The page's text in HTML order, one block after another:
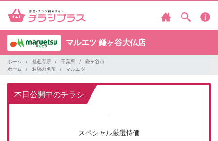
マルエツ 鎌ヶ谷大仏店
ホーム 都道府県 千葉県
鎌ヶ谷市
ホーム
お店の名前 マルエツ
本日公開中のチラシ
スペシャル厳選特価